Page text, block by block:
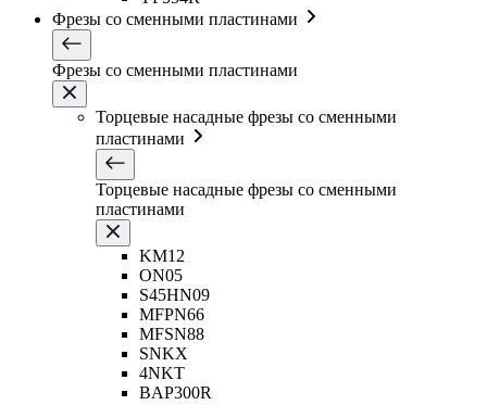
Фрезы со сменными пластинами
Фрезы со сменными пластинами
Торцевые насадные фрезы со сменными
пластинами
Торцевые насадные фрезы со сменными
пластинами
KM12
ON05
S45HN09
MFPN66
MFSN88
SNKX
4NKT
BAP300R